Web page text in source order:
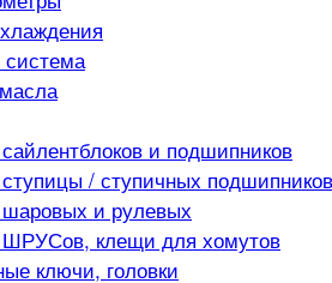
система
и подшипников
/ ступичных подшипников
и рулевых
клещи для хомутов
ключи, головки